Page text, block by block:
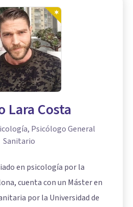
Lara Costa
Psicólogo General
Sanitario
en psicología por la
cuenta con un Máster en
por la Universidad de